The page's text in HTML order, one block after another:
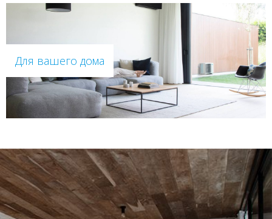
Для вашего дома